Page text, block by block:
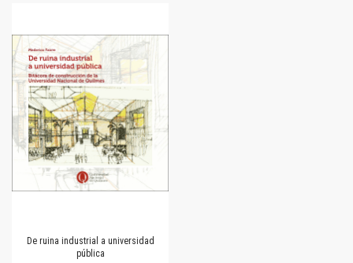
De ruina industrial a universidad
pública